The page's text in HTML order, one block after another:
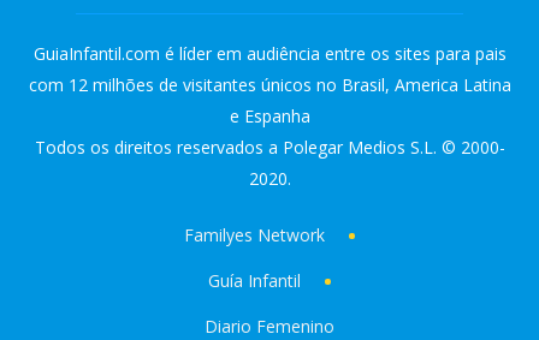
GuiaInfantil.com é líder em audiência entre os sites para pais
com 12 milhões de visitantes únicos no Brasil, America Latina
e Espanha
Todos os direitos reservados a Polegar Medios S.L. © 2000-
2020.
Familyes Network
Guía Infantil
Diario Femenino